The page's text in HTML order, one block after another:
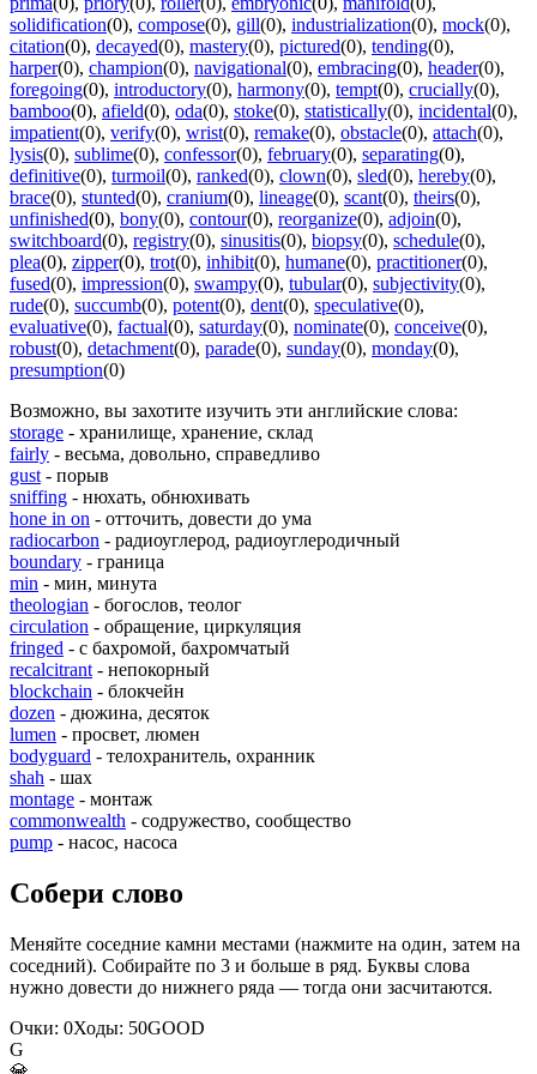
solidification(0), compose(0), gill(0), industrialization(0), mock(0),
citation(0), decayed(0), mastery(0), pictured(0), tending(0),
harper(0), champion(0), navigational(0), embracing(0), header(0),
foregoing(0), introductory(0), harmony(0), tempt(0), crucially(0),
bamboo(0), afield(0), oda(0), stoke(0), statistically(0), incidental(0),
impatient(0), verify(0), wrist(0), remake(0), obstacle(0), attach(0),
lysis(0), sublime(0), confessor(0), february(0), separating(0),
definitive(0), turmoil(0), ranked(0), clown(0), sled(0), hereby(0),
brace(0), stunted(0), cranium(0), lineage(0), scant(0), theirs(0),
unfinished(0), bony(0), contour(0), reorganize(0), adjoin(0),
switchboard(0), registry(0), sinusitis(0), biopsy(0), schedule(0),
plea(0), zipper(0), trot(0), inhibit(0), humane(0), practitioner(0),
fused(0), impression(0), swampy(0), tubular(0), subjectivity(0),
rude(0), succumb(0), potent(0), dent(0), speculative(0),
evaluative(0), factual(0), saturday(0), nominate(0), conceive(0),
robust(0), detachment(0), parade(0), sunday(0), monday(0),
presumption(0)
Возможно, вы захотите изучить эти английские слова:
storage - хранилище, хранение, склад
fairly - весьма, довольно, справедливо
gust - порыв
sniffing - нюхать, обнюхивать
hone in on - отточить, довести до ума
radiocarbon - радиоуглерод, радиоуглеродичный
boundary - граница
min - мин, минута
theologian - богослов, теолог
circulation - обращение, циркуляция
fringed - с бахромой, бахромчатый
recalcitrant - непокорный
blockchain - блокчейн
dozen - дюжина, десяток
lumen - просвет, люмен
bodyguard - телохранитель, охранник
shah - шах
montage - монтаж
commonwealth - содружество, сообщество
pump - насос, насоса
Собери слово
Меняйте соседние камни местами (нажмите на один, затем на
соседний). Собирайте по 3 и больше в ряд. Буквы слова
нужно довести до нижнего ряда — тогда они засчитаются.
Очки: 0Ходы: 50GOOD
G